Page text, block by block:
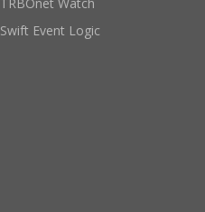
Swift Event Logic